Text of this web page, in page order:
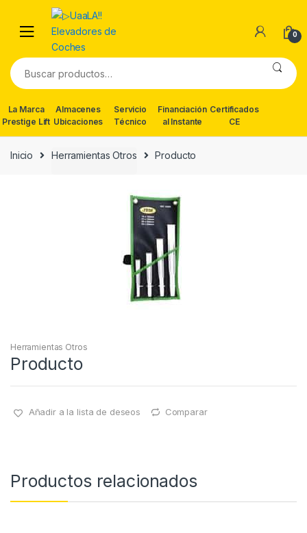
navigation
content
0
Buscar
por:
La Marca
Prestige Lift
Almacenes
Ubicaciones
Servicio
Técnico
Financiación
al Instante
Certificados
CE
Inicio Herramientas Otros Producto
Herramientas Otros
Producto
Añadir a la lista de deseos Comparar
Productos relacionados